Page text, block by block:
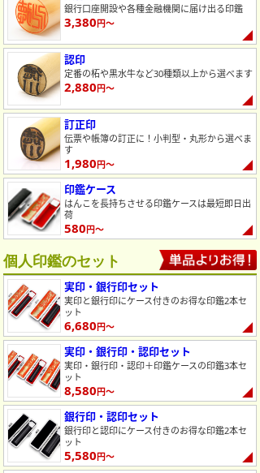
銀行口座開設や各種金融機関に届け出る印鑑
3,380円～
認印
定番の柘や黒水牛など30種類以上から選べます
2,880円～
訂正印
伝票や帳簿の訂正に！小判型・丸形から選べま
す
1,980円～
印鑑ケース
はんこを長持ちさせる印鑑ケースは最短即日出
荷
580円～
個人印鑑のセット
実印・銀行印セット
実印と銀行印にケース付きのお得な印鑑2本セ
ット
6,680円～
実印・銀行印・認印セット
実印・銀行印・認印＋印鑑ケースの印鑑3本セ
ット
8,580円～
銀行印・認印セット
銀行印と認印にケース付きのお得な印鑑2本セ
ット
5,580円～